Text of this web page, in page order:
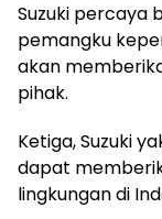
Suzuki percaya
pemangku
akan
pihak.
Ketiga, Suzuki
dapat
lingkungan di